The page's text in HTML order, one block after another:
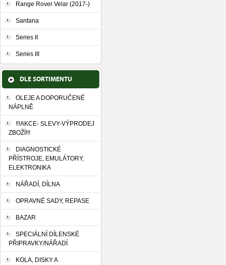
Range Rover Velar (2017-)
Santana
Series II
Series III
DLE SORTIMENTU
OLEJE A DOPORUČENÉ
NÁPLNĚ
!!!AKCE- SLEVY-VÝPRODEJ
ZBOŽÍ!!!
DIAGNOSTICKÉ
PŘÍSTROJE, EMULÁTORY,
ELEKTRONIKA
NÁŘADÍ, DÍLNA
OPRAVNÉ SADY, REPASE
BAZAR
SPECIÁLNÍ DÍLENSKÉ
PŘIPRAVKY/NÁŘADÍ
KOLA, DISKY A